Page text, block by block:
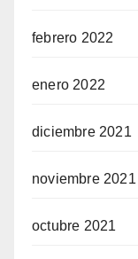
febrero 2022
enero 2022
diciembre 2021
noviembre 2021
octubre 2021